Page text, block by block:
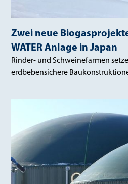
Zwei neue Biogasprojekte
WATER Anlage in Japan
Rinder- und Schweinefarmen
erdbebensichere